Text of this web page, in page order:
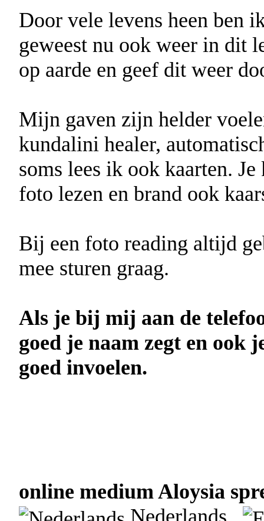
Door vele levens heen ben
geweest nu ook weer in dit
op aarde en geef dit weer
Mijn gaven zijn helder
kundalini healer,
soms lees ik ook kaarten.
foto lezen en brand ook
Bij een foto reading altijd
mee sturen graag.
Als je bij mij aan de
goed je naam zegt en ook
goed invoelen.
online medium Aloysia
Nederlands